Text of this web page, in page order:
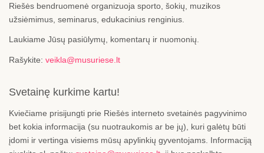
Riešės bendruomenė organizuoja sporto, šokių, muzikos
užsiėmimus, seminarus, edukacinius renginius.
Laukiame Jūsų pasiūlymų, komentarų ir nuomonių.
Rašykite: veikla@musuriese.lt
Svetainę kurkime kartu!
Kviečiame prisijungti prie Riešės interneto svetainės pagyvinimo
bet kokia informacija (su nuotraukomis ar be jų), kuri galėtų būti
įdomi ir vertinga visiems mūsų apylinkių gyventojams. Informaciją